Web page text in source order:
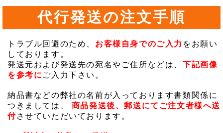
代行発送の注文手順
トラブル回避のため、 お客様自身でのご入力 をお願い
しております。
発送元および発送先の宛名やご住所などは、 下記画像
を参考に ご入力下さい。
納品書などの弊社の名前が入っております書類関係に
つきましては、 商品発送後、郵送にてご注文者様へ送
付させていただいております。